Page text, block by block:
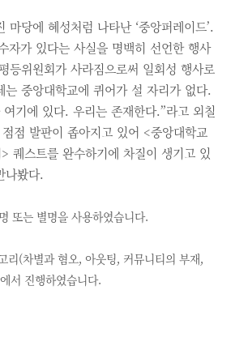
마당에 혜성처럼 나타난 ‘중앙퍼레이드’.
자가 있다는 사실을 명백히 선언한 행사
등위원회가 사라짐으로써 일회성 행사로
는 중앙대학교에 퀴어가 설 자리가 없다.
기에 있다. 우리는 존재한다.”라고 외칠
점 발판이 좁아지고 있어 <중앙대학교
퀘스트를 완수하기에 차질이 생기고 있
나봤다.
익명 또는 별명을 사용하였습니다.
리(차별과 혐오, 아웃팅, 커뮤니티의 부재,
서 진행하였습니다.